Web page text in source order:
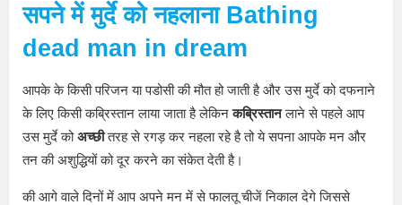
सपने में मुर्दे को नहलाना Bathing
dead man in dream
आपके के किसी परिजन या पडोसी की मौत हो जाती है और उस मुर्दे को दफनाने
के लिए किसी कब्रिस्तान लाया जाता है लेकिनकब्रिस्तानलाने से पहले आप
उस मुर्दे कोअच्छीतरह से रगड़ कर नहला रहे है तो ये सपना आपके मन और
तन की अशुद्धियों को दूर करने का संकेत देती है।
की आगे वाले दिनों में आप अपने मन में से फालतू चीजें निकाल देगे जिससे